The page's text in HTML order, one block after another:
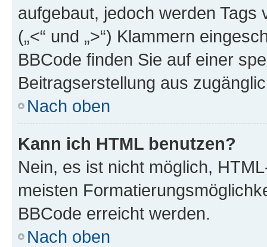
aufgebaut, jedoch werden Tags
(„<“ und „>“) Klammern
BBCode finden Sie auf einer
Beitragserstellung aus
Nach oben
Kann ich HTML benutzen?
Nein, es ist nicht möglich,
meisten
BBCode erreicht werden.
Nach oben